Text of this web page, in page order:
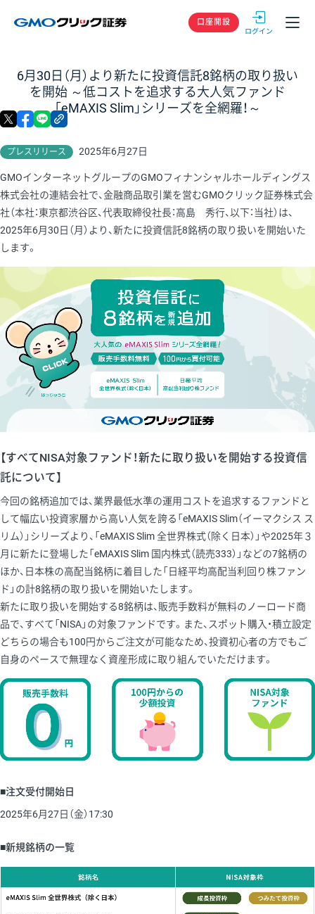
GMOクリック
口座開設
6月30日（月）より新たに投資信託8銘柄の取り扱い
を開始 ～低コストを追求する大人気ファンド
「eMAXIS Slim」シリーズを全網羅！～
プレスリリース 2025年6月27日
X facebook
GMOインターネットグループのGMOフィナンシャルホールディングス
株式会社の連結会社で、金融商品取引業を営むGMOクリック証券株式会
社（本社：東京都渋谷区、代表取締役社長：高島 秀行、以下：当社）は、
2025年6月30日（月）より、新たに投資信託8銘柄の取り扱いを開始いた
します。
【すべてNISA対象ファンド！新たに取り扱いを開始する投資信
託について】
今回の銘柄追加では、業界最低水準の運用コストを追求するファンドと
して幅広い投資家層から高い人気を誇る「eMAXIS Slim（イーマクシス ス
リム）」シリーズより、「eMAXIS Slim 全世界株式（除く日本）」や2025年３
月に新たに登場した「eMAXIS Slim 国内株式（読売333）」などの7銘柄の
ほか、日本株の高配当銘柄に着目した「日経平均高配当利回り株ファン
ド」の計8銘柄の取り扱いを開始いたします。
新たに取り扱いを開始する8銘柄は、販売手数料が無料のノーロード商
品で、すべて「NISA」の対象ファンドです。また、スポット購入・積立設定
どちらの場合も100円からご注文が可能なため、投資初心者の方でもご
自身のペースで無理なく資産形成に取り組んでいただけます。
■注文受付開始日
2025年6月27日（金）17:30
■新規銘柄の一覧